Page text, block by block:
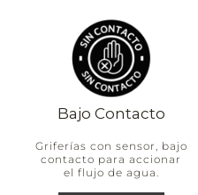
Bajo Contacto
Griferías con sensor, bajo
contacto para accionar
el flujo de agua.